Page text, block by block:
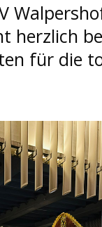
herzlich
für die